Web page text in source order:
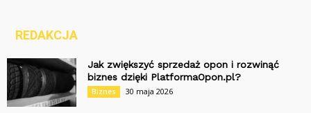
REDAKCJA
Jak zwiększyć sprzedaż opon i rozwinąć
biznes dzięki PlatformaOpon.pl?
Biznes 30 maja 2026